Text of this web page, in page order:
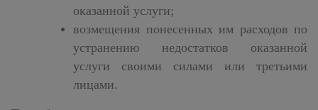
оказанной услуги;
возмещения понесенных им расходов по
устранению недостатков оказанной
услуги своими силами или третьими
лицами.